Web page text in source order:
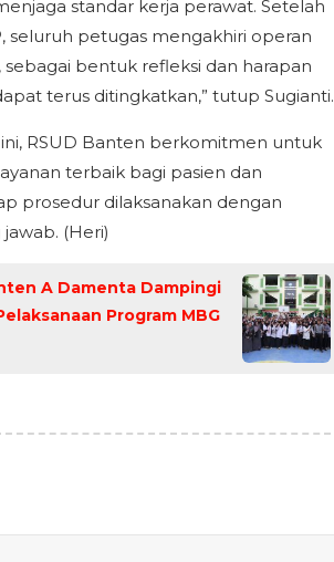
standar kerja perawat. Setelah
seluruh petugas mengakhiri operan
sebagai bentuk refleksi dan harapan
terus ditingkatkan,” tutup Sugianti.
RSUD Banten berkomitmen untuk
terbaik bagi pasien dan
prosedur dilaksanakan dengan
(Heri)
A Damenta Dampingi
Program MBG